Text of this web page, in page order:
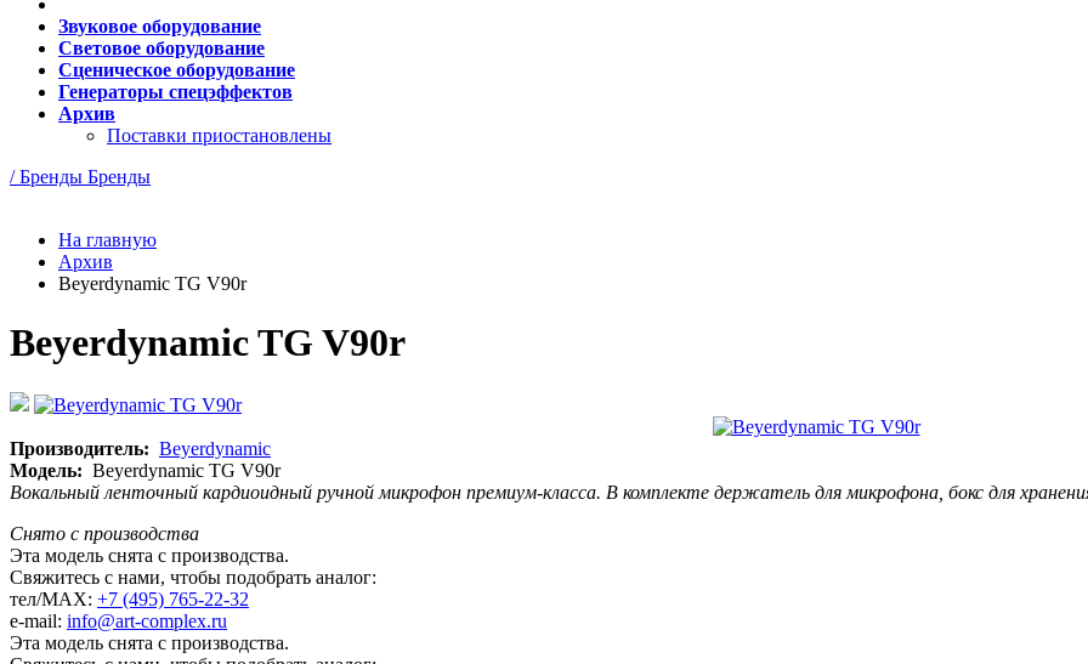
Звуковое оборудование
Световое оборудование
Сценическое оборудование
Генераторы спецэффектов
Архив
Поставки приостановлены
/ Бренды Бренды
На главную
Архив
Beyerdynamic TG V90r
Beyerdynamic TG V90r
Производитель: Beyerdynamic
Модель: Beyerdynamic TG V90r
Вокальный ленточный кардиоидный ручной микрофон премиум-класса. В комплекте держатель для микрофона, бокс для
Снято с производства
Эта модель снята с производства.
Свяжитесь с нами, чтобы подобрать аналог:
тел/MAX: +7 (495) 765-22-32
e-mail: info@art-complex.ru
Эта модель снята с производства.